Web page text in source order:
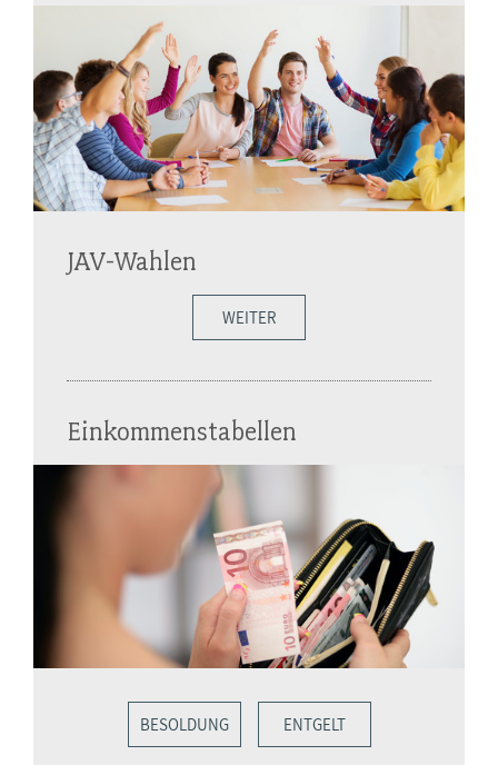
JAV-Wahlen
WEITER
Einkommenstabellen
BESOLDUNG ENTGELT